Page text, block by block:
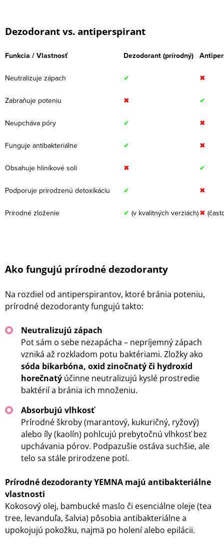
Dezodorant vs. antiperspirant
Funkcia / Vlastnosť Dezodorant (prírodný)
Neutralizuje zápach ✔ ✖
Zabraňuje poteniu ✖ ✔
Neupcháva póry ✔ ✖
Funguje antibakteriálne ✔ ✖
Obsahuje hliníkové soli ✖ ✔
Podporuje prirodzenú detoxikáciu ✔ ✖
Prírodné zloženie ✔ (v kvalitných verziách)✖
Ako fungujú prírodné dezodoranty
Na rozdiel od antiperspirantov, ktoré bránia poteniu,
prírodné dezodoranty fungujú takto:
Neutralizujú zápach
Pot sám o sebe nezapácha – nepríjemný zápach
vzniká až rozkladom potu baktériami. Zložky ako
sóda bikarbóna, oxid zinočnatý či hydroxid
horečnatý účinne neutralizujú kyslé prostredie
baktérií a bránia ich množeniu.
Absorbujú vlhkosť
Prírodné škroby (marantový, kukuričný, ryžový)
alebo íly (kaolín) pohlcujú prebytočnú vlhkosť bez
upchávania pórov. Podpazušie ostáva suchšie, ale
telo sa stále prirodzene potí.
Prírodné dezodoranty YEMNA majú antibakteriálne
vlastnosti
Kokosový olej, bambucké maslo či esenciálne oleje (tea
tree, levanduľa, šalvia) pôsobia antibakteriálne a
upokojujú pokožku, najmä po holení alebo epilácii.